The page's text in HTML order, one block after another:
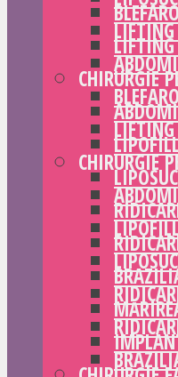
CHIRURGIE
CHIRURGIE